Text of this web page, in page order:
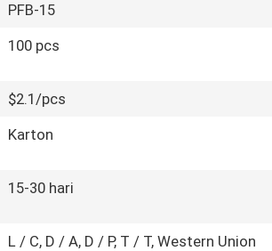
PFB-15
100 pcs
$2.1/pcs
Karton
15-30 hari
L / C, D / A, D / P, T / T, Western Union